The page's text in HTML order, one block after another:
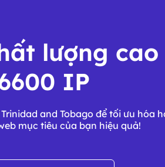
lượng cao
IP
and Tobago để tối ưu hóa
mục tiêu của bạn hiệu quả!